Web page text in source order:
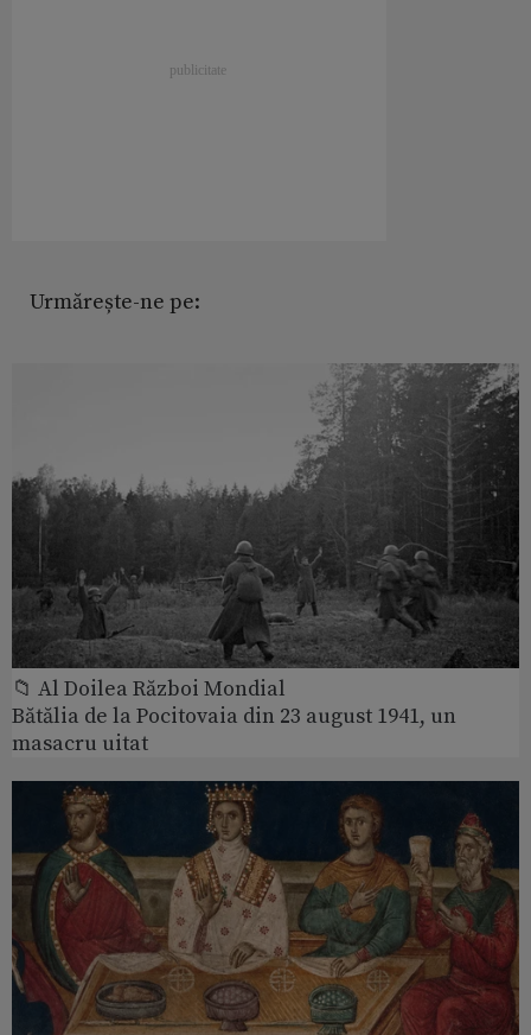
Urmărește-ne pe:
📁 Al Doilea Război Mondial
Bătălia de la Pocitovaia din 23 august 1941, un
masacru uitat